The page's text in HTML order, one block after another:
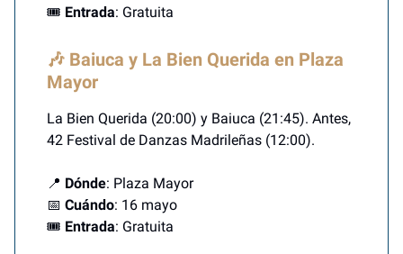
🎟️ Entrada: Gratuita
🎶 Baiuca y La Bien Querida en Plaza
Mayor
La Bien Querida (20:00) y Baiuca (21:45). Antes,
42 Festival de Danzas Madrileñas (12:00).
📍 Dónde: Plaza Mayor
📅 Cuándo: 16 mayo
🎟️ Entrada: Gratuita